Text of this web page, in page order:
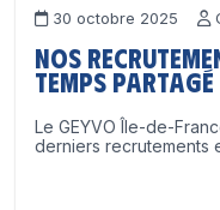
30 octobre 2025
Nos
temps partagé
Le GEYVO Île-de-
derniers recrutements